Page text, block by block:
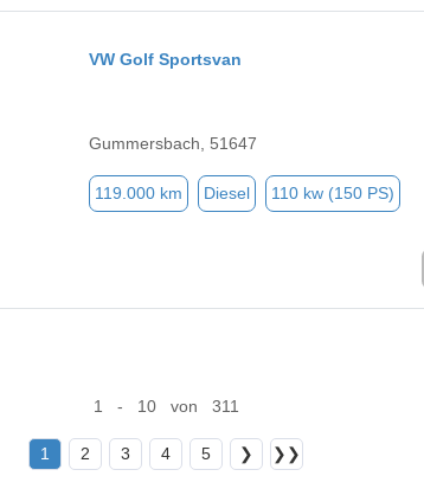
VW Golf Sportsvan
Gummersbach, 51647
119.000 km Diesel 110 kw (150 PS)
1 - 10 von 311
1 2 3 4 5 ❯ ❯❯